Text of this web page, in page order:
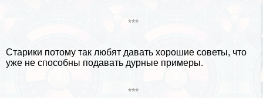
***
Старики потому так любят давать хорошие советы, что
уже не способны подавать дурные примеры.
***